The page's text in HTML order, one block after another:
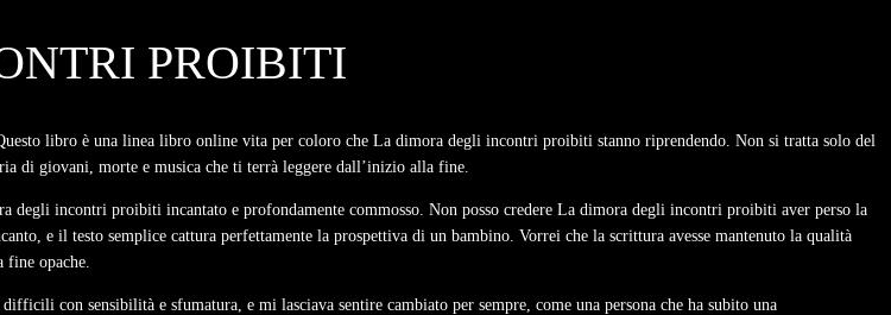
PROIBITI
libro è una linea libro online vita per coloro che La dimora degli incontri proibiti stanno riprendendo. Non si tratta solo del
di giovani, morte e musica che ti terrà leggere dall’inizio alla fine.
incontri proibiti incantato e profondamente commosso. Non posso credere La dimora degli incontri proibiti aver perso la
e il testo semplice cattura perfettamente la prospettiva di un bambino. Vorrei che la scrittura avesse mantenuto la qualità
opache.
con sensibilità e sfumatura, e mi lasciava sentire cambiato per sempre, come una persona che ha subito una